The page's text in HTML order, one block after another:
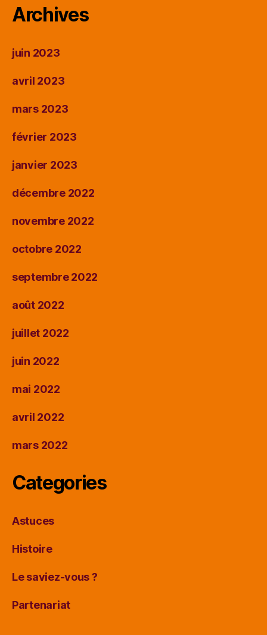
Archives
juin 2023
avril 2023
mars 2023
février 2023
janvier 2023
décembre 2022
novembre 2022
octobre 2022
septembre 2022
août 2022
juillet 2022
juin 2022
mai 2022
avril 2022
mars 2022
Categories
Astuces
Histoire
Le saviez-vous ?
Partenariat